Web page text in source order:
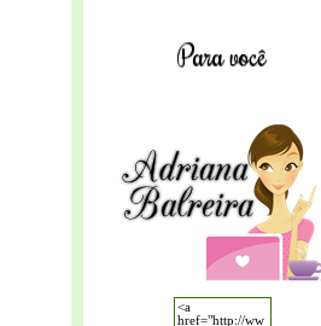
Para você